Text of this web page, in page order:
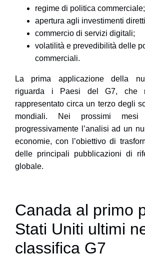
regime di politica commerciale;
apertura agli investimenti
commercio di servizi digitali;
volatilità e prevedibilità delle
commerciali.
La prima applicazione della
riguarda i Paesi del G7, che
rappresentato circa un terzo degli
mondiali. Nei prossimi mesi
progressivamente l’analisi ad un
economie, con l’obiettivo di
delle principali pubblicazioni di
globale.
Canada al primo
Stati Uniti ultimi
classifica G7